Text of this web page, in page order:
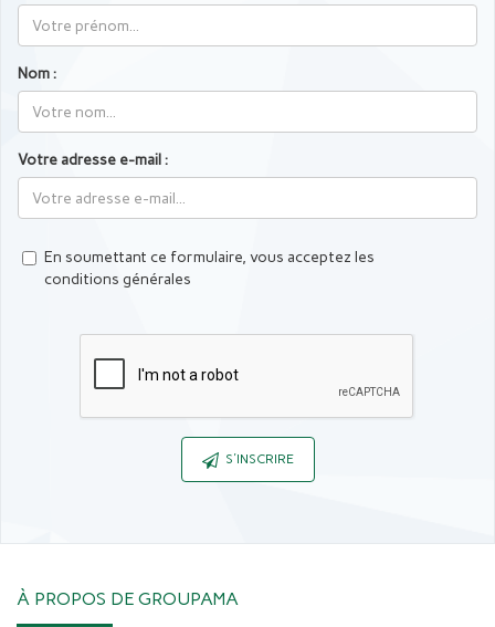
Nom :
Votre adresse e-mail :
En soumettant ce formulaire, vous acceptez les
conditions générales
S'INSCRIRE
À PROPOS DE GROUPAMA